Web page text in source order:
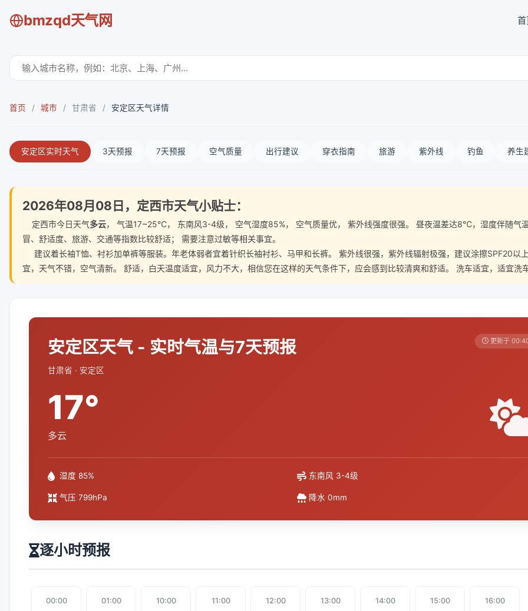
bmzqd天气网
首页 / 城市 / 甘肃省 / 安定区天气详情
安定区实时天气 3天预报 7天预报 空气质量 出行建议 穿衣指南 旅游 紫外线 钓鱼 养生
2026年08月08日，定西市天气小贴士：
定西市今日天气多云， 气温17~25℃， 东南风3-4级， 空气湿度85%， 空气质量优， 紫外线强度很强。 昼夜温差达8℃，湿度伴随气
冒、舒适度、旅游、交通等指数比较舒适； 需要注意过敏等相关事宜。
建议着长袖T恤、衬衫加单裤等服装。年老体弱者宜着针织长袖衬衫、马甲和长裤。 紫外线很强，紫外线辐射极强，建议涂擦SPF20以
宜，天气不错，空气清新。 舒适，白天温度适宜，风力不大，相信您在这样的天气条件下，应会感到比较清爽和舒适。 洗车适宜，适宜洗
安定区天气 - 实时气温与7天预报
甘肃省 · 安定区
更新于
17°
多云
湿度 85% 东南风 3-4级
气压 799hPa 降水 0mm
逐小时预报
00:00 01:00 10:00 11:00 12:00 13:00 14:00 15:00 16:00